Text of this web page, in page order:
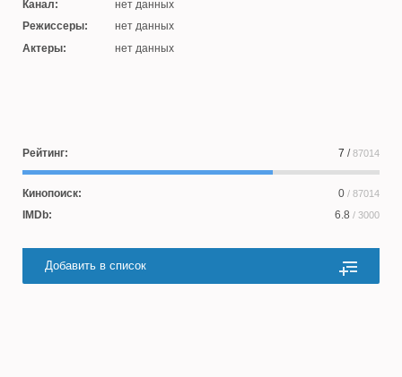
Канал:
нет данных
Режиссеры:
нет данных
Актеры:
нет данных
Рейтинг: 7 /87014
Кинопоиск: 0 / 87014
IMDb: 6.8 / 3000
Добавить в список